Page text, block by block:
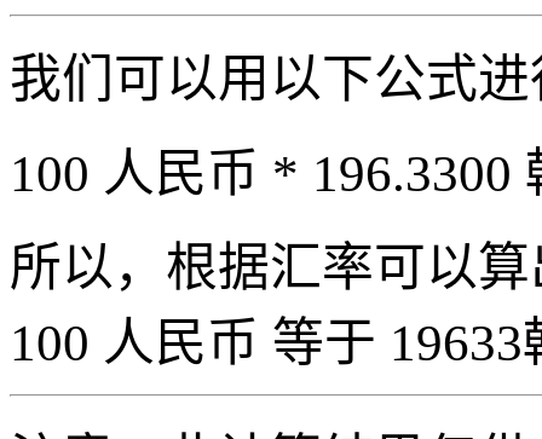
我们可以用以下公式
100 人民币 * 196.3300
所以，根据汇率可以
100 人民币 等于